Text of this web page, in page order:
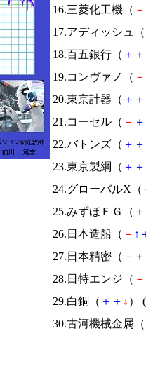
16.三菱化工機（ －
17.アディッシュ（
18.百五銀行（ ＋ ＋
19.コンヴァノ（ －
20.東京計器（ ＋ ＋
21.コーセル（ － ＋
22.バトンズ（ ＋ ＋
23.東京製綱（ ＋ ＋
24.グローバルX（
25.みずほＦＧ（ ＋
26.日本造船（ － ↑
27.日本精密（ － ＋
28.日特エンジ（ －
29.白銅（ ＋ ＋ ↓ ） (
30.古河機械金属（